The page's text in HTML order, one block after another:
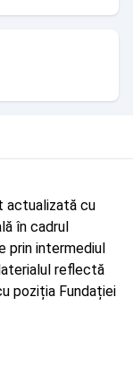
actualizată cu
în cadrul
prin intermediul
reflectă
poziția Fundației